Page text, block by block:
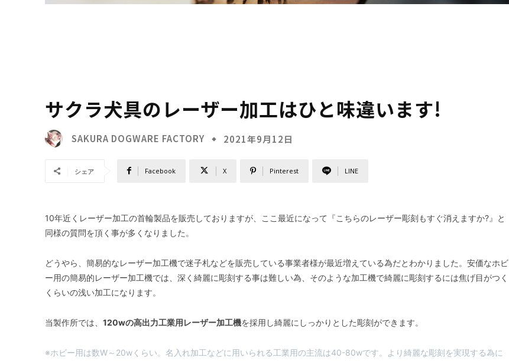
サクラ犬具のレーザー加工はひと味違います!
SAKURA DOGWARE FACTORY 2021年9月12日
シェア Facebook X Pinterest LINE
10年近くレーザー加工の首輪製品を販売しておりますが、ここ最近になって『こちらのレーザー彫刻もすぐ消えますか?』と
同様の質問を頂く事が多くなりました。
どうやら、簡易的なレーザー加工機で迷子札などを販売している事業者様が最近増えている為だとわかりました。安価なホビ
ー用の簡易的レーザー加工機では、深く綺麗に彫刻する事は難しい為、そのような加工機で綺麗に彫刻するには焦げ目がつく
くらいの浅い加工になります。
当製作所では、 120wの高出力工業用レーザー加工機を採用し綺麗にしっかりとした彫刻ができます。
※ホビー用は数W～20wくらい。名入れ加工などに用いられる工業用の主流は40-80wです。より綺麗な彫刻を実現する為に